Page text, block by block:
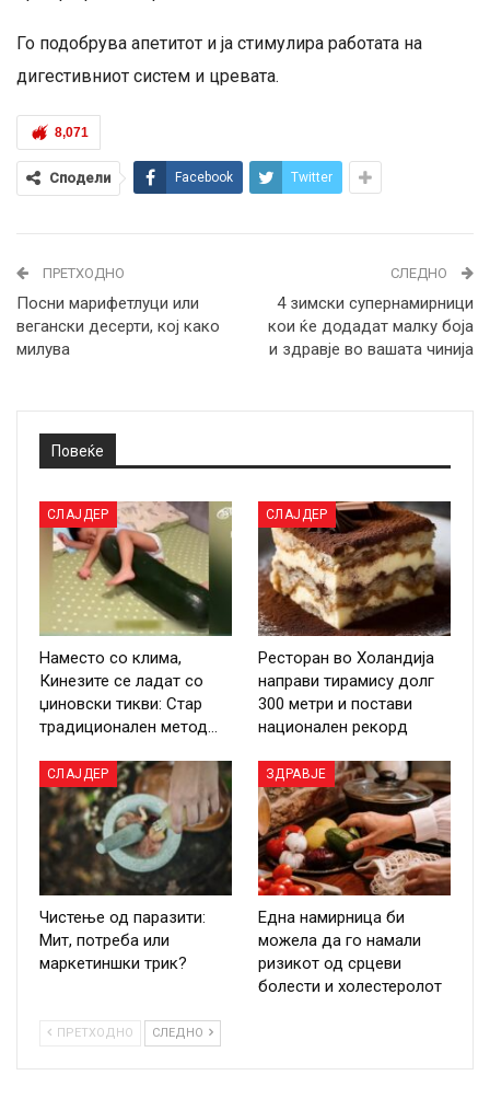
Го подобрува апетитот и ја стимулира работата на
дигестивниот систем и цревата.
8,071
Сподели Facebook Twitter
ПРЕТХОДНО
Посни марифетлуци или
вегански десерти, кој како
милува
СЛЕДНО
4 зимски супернамирници
кои ќе додадат малку боја
и здравје во вашата чинија
Повеќе
СЛАЈДЕР
Наместо со клима,
Кинезите се ладат со
џиновски тикви: Стар
традиционален метод…
СЛАЈДЕР
Ресторан во Холандија
направи тирамису долг
300 метри и постави
национален рекорд
СЛАЈДЕР
Чистење од паразити:
Мит, потреба или
маркетиншки трик?
ЗДРАВЈЕ
Една намирница би
можела да го намали
ризикот од срцеви
болести и холестеролот
ПРЕТХОДНО СЛЕДНО